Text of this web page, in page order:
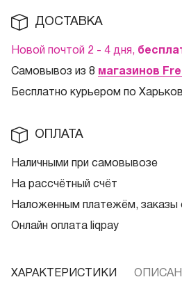
ДОСТАВКА
Новой почтой 2 - 4 дня,
Самовывоз из 8 магазинов
Бесплатно курьером по
ОПЛАТА
Наличными при самовывозе
На рассчётный счёт
Наложенным платежём, заказы
Онлайн оплата liqpay
ХАРАКТЕРИСТИКИ